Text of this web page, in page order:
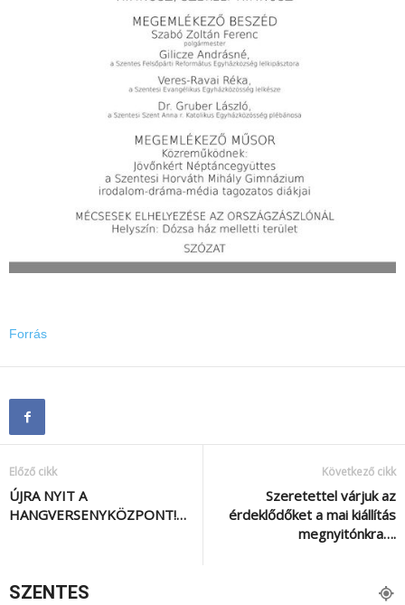
Forrás
Előző cikk
ÚJRA NYIT A
HANGVERSENYKÖZPONT!…
Következő cikk
Szeretettel várjuk az
érdeklődőket a mai kiállítás
megnyitónkra….
SZENTES